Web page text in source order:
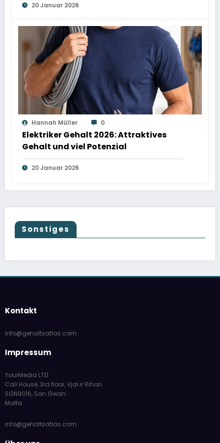
20 Januar 2026
Hannah Müller 0
Elektriker Gehalt 2026: Attraktives
Gehalt und viel Potenzial
20 Januar 2026
Sonstiges
Kontakt
info@gehaltsatlas.com
Impressum
YourMedia LTD
Cali House, 3rd floor, Vjal ir Rihan
SGN9016, San Gwan
Malta
info@gehaltsatlas.com